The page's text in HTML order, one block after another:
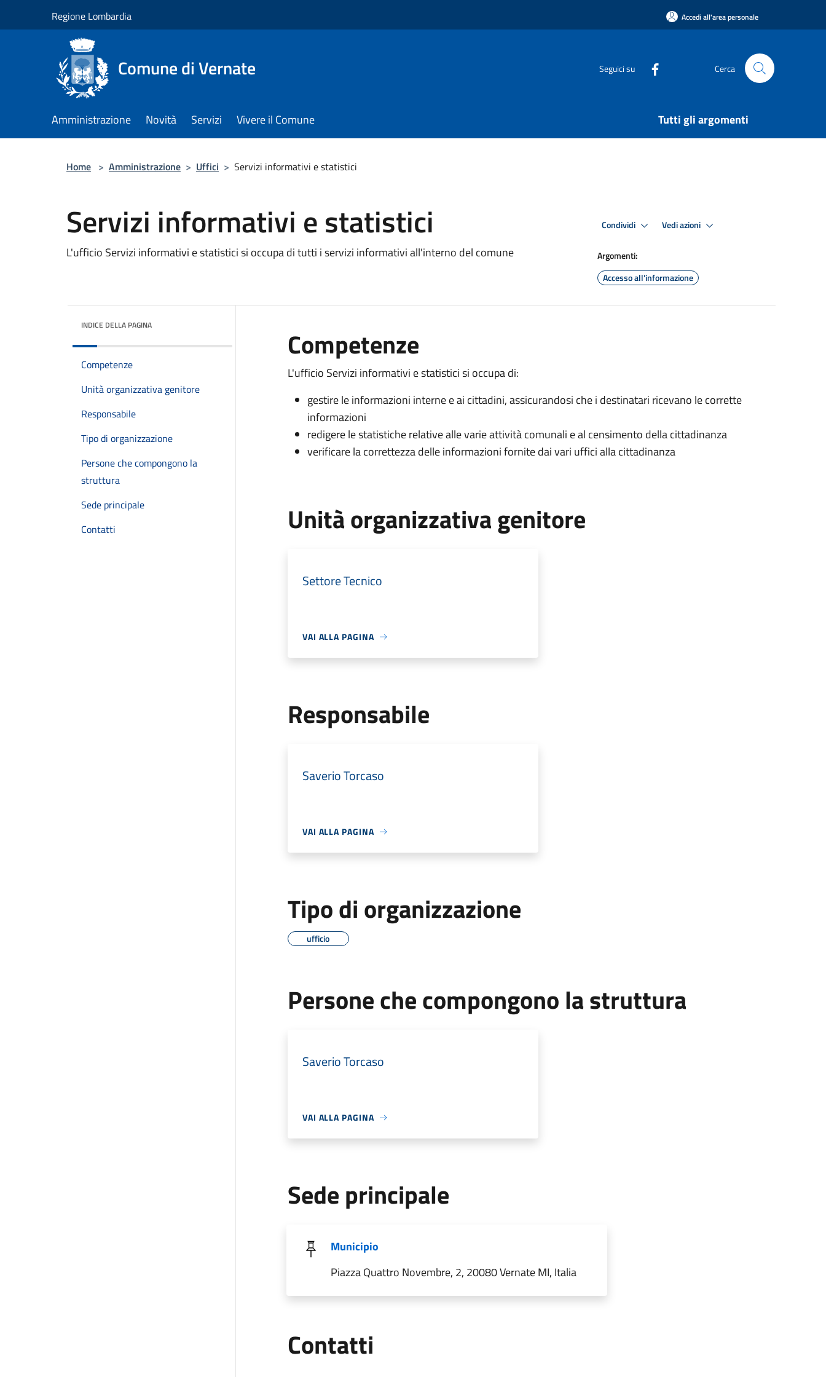
Regione Lombardia Accedi all'area personale
Comune di Vernate Seguici su Cerca
Amministrazione Novità Servizi Vivere il Comune Tutti gli argomenti
Home > Amministrazione > Uffici > Servizi informativi e statistici
Servizi informativi e statistici
L'ufficio Servizi informativi e statistici si occupa di tutti i servizi informativi all'interno del comune
Condividi Vedi azioni
Argomenti:
Accesso all'informazione
INDICE DELLA PAGINA
Competenze
Unità organizzativa genitore
Responsabile
Tipo di organizzazione
Persone che compongono la
struttura
Sede principale
Contatti
Competenze
L'ufficio Servizi informativi e statistici si occupa di:
gestire le informazioni interne e ai cittadini, assicurandosi che i destinatari ricevano le corrette
informazioni
redigere le statistiche relative alle varie attività comunali e al censimento della cittadinanza
verificare la correttezza delle informazioni fornite dai vari uffici alla cittadinanza
Unità organizzativa genitore
Settore Tecnico
VAI ALLA PAGINA
Responsabile
Saverio Torcaso
VAI ALLA PAGINA
Tipo di organizzazione
ufficio
Persone che compongono la struttura
Saverio Torcaso
VAI ALLA PAGINA
Sede principale
Municipio
Piazza Quattro Novembre, 2, 20080 Vernate MI, Italia
Contatti